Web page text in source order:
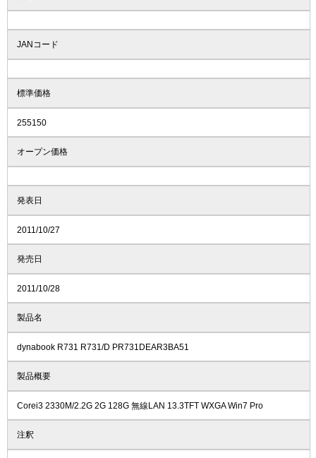
JANコード
標準価格
255150
オープン価格
発表日
2011/10/27
発売日
2011/10/28
製品名
dynabook R731 R731/D PR731DEAR3BA51
製品概要
Corei3 2330M/2.2G 2G 128G 無線LAN 13.3TFT WXGA Win7 Pro
注釈